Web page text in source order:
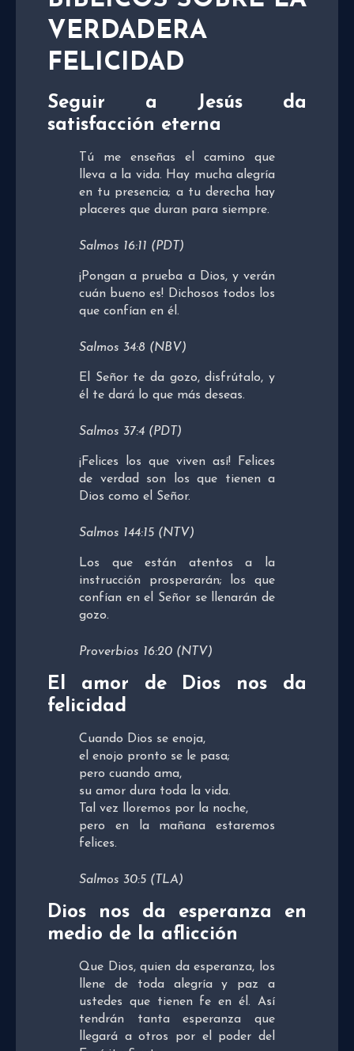
VERDADERA
FELICIDAD
Seguir a Jesús da
satisfacción eterna
Tú me enseñas el camino que
lleva a la vida. Hay mucha alegría
en tu presencia; a tu derecha hay
placeres que duran para siempre.
Salmos 16:11 (PDT)
¡Pongan a prueba a Dios, y verán
cuán bueno es! Dichosos todos los
que confían en él.
Salmos 34:8 (NBV)
El Señor te da gozo, disfrútalo, y
él te dará lo que más deseas.
Salmos 37:4 (PDT)
¡Felices los que viven así! Felices
de verdad son los que tienen a
Dios como el Señor.
Salmos 144:15 (NTV)
Los que están atentos a la
instrucción prosperarán; los que
confían en el Señor se llenarán de
gozo.
Proverbios 16:20 (NTV)
El amor de Dios nos da
felicidad
Cuando Dios se enoja,
el enojo pronto se le pasa;
pero cuando ama,
su amor dura toda la vida.
Tal vez lloremos por la noche,
pero en la mañana estaremos
felices.
Salmos 30:5 (TLA)
Dios nos da esperanza en
medio de la aflicción
Que Dios, quien da esperanza, los
llene de toda alegría y paz a
ustedes que tienen fe en él. Así
tendrán tanta esperanza que
llegará a otros por el poder del